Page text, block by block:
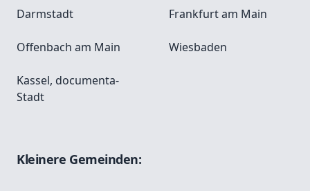
Darmstadt Frankfurt am Main
Offenbach am Main Wiesbaden
Kassel, documenta-
Stadt
Kleinere Gemeinden: